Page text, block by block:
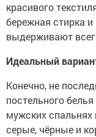
красивого
бережная стирка
выдерживают
Идеальный
Конечно, не
постельного
мужских
серые, чёрные и